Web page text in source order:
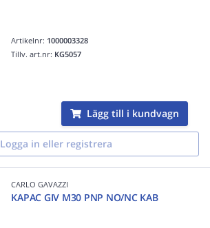
Artikelnr: 1000003328
Tillv. art.nr: KG5057
Lägg till i kundvagn
Logga in eller registrera
CARLO GAVAZZI
KAPAC GIV M30 PNP NO/NC KAB